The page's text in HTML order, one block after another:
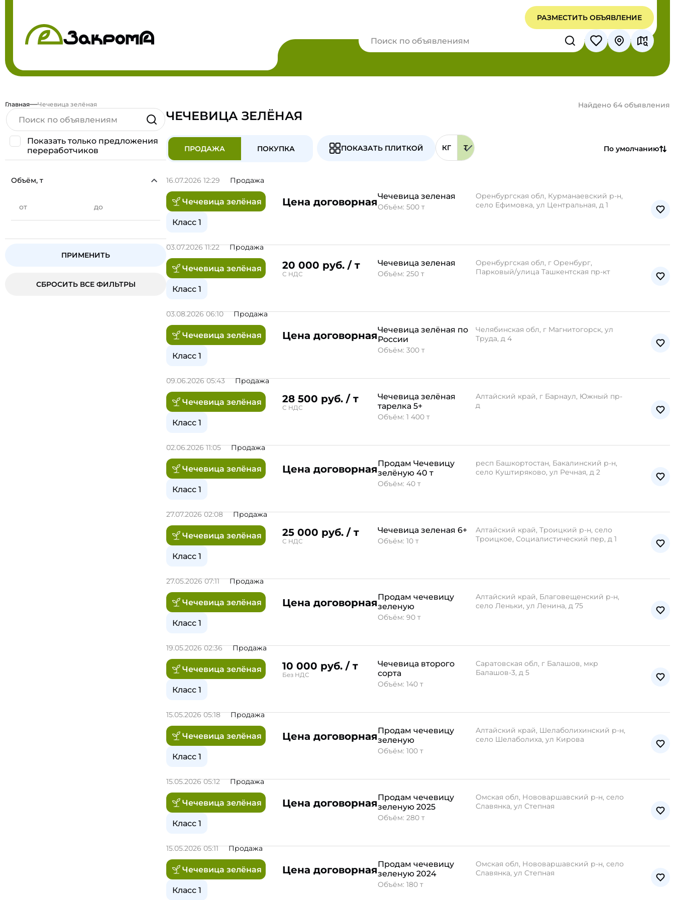
РАЗМЕСТИТЬ ОБЪЯВЛЕНИЕ
Главная Чечевица зелёная
Показать только предложения
переработчиков
Объём, т
от до
ПРИМЕНИТЬ
СБРОСИТЬ ВСЕ ФИЛЬТРЫ
ЧЕЧЕВИЦА ЗЕЛЁНАЯ
Найдено 64 объявления
ПРОДАЖА ПОКУПКА ПОКАЗАТЬ ПЛИТКОЙ КГ Т По умолчанию
16.07.2026 12:29 Продажа
Чечевица зелёная
Класс 1
Цена договорнаяЧечевица зеленая
Объём: 500 т
Оренбургская обл, Курманаевский р-н,
село Ефимовка, ул Центральная, д 1
03.07.2026 11:22 Продажа
Чечевица зелёная
Класс 1
20 000 руб. / т
С НДС
Чечевица зеленая
Объём: 250 т
Оренбургская обл, г Оренбург,
Парковый/улица Ташкентская пр-кт
03.08.2026 06:10 Продажа
Чечевица зелёная
Класс 1
Цена договорнаяЧечевица зелёная по
России
Объём: 300 т
Челябинская обл, г Магнитогорск, ул
Труда, д 4
09.06.2026 05:43 Продажа
Чечевица зелёная
Класс 1
28 500 руб. / т
С НДС
Чечевица зелёная
тарелка 5+
Объём: 1 400 т
Алтайский край, г Барнаул, Южный пр-
д
02.06.2026 11:05 Продажа
Чечевица зелёная
Класс 1
Цена договорнаяПродам Чечевицу
зелёную 40 т
Объём: 40 т
респ Башкортостан, Бакалинский р-н,
село Куштиряково, ул Речная, д 2
27.07.2026 02:08 Продажа
Чечевица зелёная
Класс 1
25 000 руб. / т
С НДС
Чечевица зеленая 6+
Объём: 10 т
Алтайский край, Троицкий р-н, село
Троицкое, Социалистический пер, д 1
27.05.2026 07:11 Продажа
Чечевица зелёная
Класс 1
Цена договорнаяПродам чечевицу
зеленую
Объём: 90 т
Алтайский край, Благовещенский р-н,
село Леньки, ул Ленина, д 75
19.05.2026 02:36 Продажа
Чечевица зелёная
Класс 1
10 000 руб. / т
Без НДС
Чечевица второго
сорта
Объём: 140 т
Саратовская обл, г Балашов, мкр
Балашов-3, д 5
15.05.2026 05:18 Продажа
Чечевица зелёная
Класс 1
Цена договорнаяПродам чечевицу
зеленую
Объём: 100 т
Алтайский край, Шелаболихинский р-н,
село Шелаболиха, ул Кирова
15.05.2026 05:12 Продажа
Чечевица зелёная
Класс 1
Цена договорнаяПродам чечевицу
зеленую 2025
Объём: 280 т
Омская обл, Нововаршавский р-н, село
Славянка, ул Степная
15.05.2026 05:11 Продажа
Чечевица зелёная
Класс 1
Цена договорнаяПродам чечевицу
зеленую 2024
Объём: 180 т
Омская обл, Нововаршавский р-н, село
Славянка, ул Степная